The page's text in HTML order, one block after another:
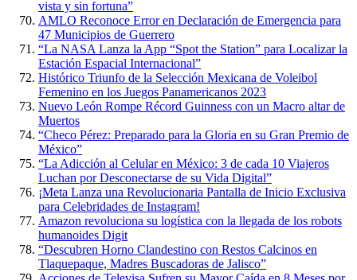
vista y sin fortuna”
AMLO Reconoce Error en Declaración de Emergencia para
47 Municipios de Guerrero
“La NASA Lanza la App “Spot the Station” para Localizar la
Estación Espacial Internacional”
Histórico Triunfo de la Selección Mexicana de Voleibol
Femenino en los Juegos Panamericanos 2023
Nuevo León Rompe Récord Guinness con un Macro altar de
Muertos
“Checo Pérez: Preparado para la Gloria en su Gran Premio de
México”
“La Adicción al Celular en México: 3 de cada 10 Viajeros
Luchan por Desconectarse de su Vida Digital”
¡Meta Lanza una Revolucionaria Pantalla de Inicio Exclusiva
para Celebridades de Instagram!
Amazon revoluciona su logística con la llegada de los robots
humanoides Digit
“Descubren Horno Clandestino con Restos Calcinos en
Tlaquepaque, Madres Buscadoras de Jalisco”